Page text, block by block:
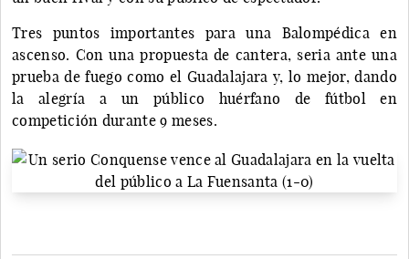
Tres puntos importantes para una Balompédica en
ascenso. Con una propuesta de cantera, seria ante una
prueba de fuego como el Guadalajara y, lo mejor, dando
la alegría a un público huérfano de fútbol en
competición durante 9 meses.